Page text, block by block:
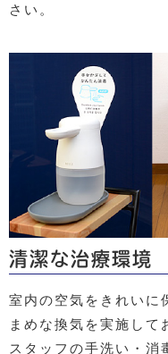
さい。
清潔な治療環境
室内の空気をきれいに
まめな換気を実施して
スタッフの手洗い・消